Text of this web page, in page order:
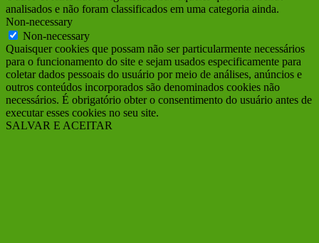
analisados e não foram classificados em uma categoria ainda.
Non-necessary
Non-necessary
Quaisquer cookies que possam não ser particularmente necessários
para o funcionamento do site e sejam usados ​​especificamente para
coletar dados pessoais do usuário por meio de análises, anúncios e
outros conteúdos incorporados são denominados cookies não
necessários. É obrigatório obter o consentimento do usuário antes de
executar esses cookies no seu site.
SALVAR E ACEITAR